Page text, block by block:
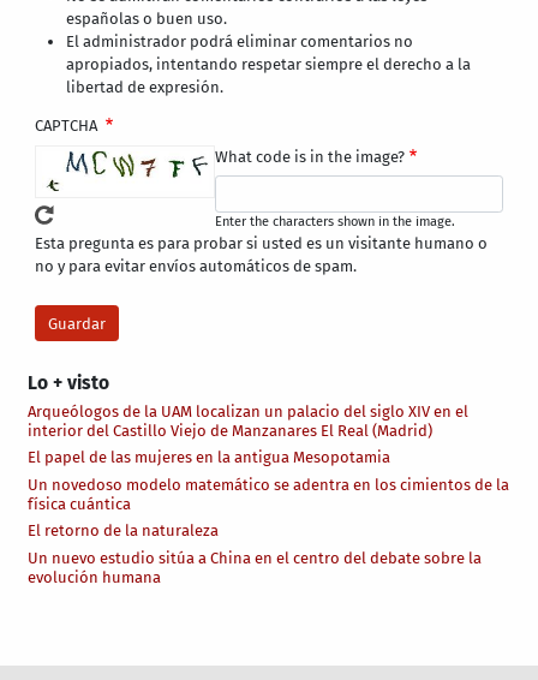
Lo + visto
Arqueólogos de la UAM localizan un palacio del siglo XIV en el
interior del Castillo Viejo de Manzanares El Real (Madrid)
El papel de las mujeres en la antigua Mesopotamia
Un novedoso modelo matemático se adentra en los cimientos de la
física cuántica
El retorno de la naturaleza
Un nuevo estudio sitúa a China en el centro del debate sobre la
evolución humana
españolas o buen uso.
El administrador podrá eliminar comentarios no
apropiados, intentando respetar siempre el derecho a la
libertad de expresión.
CAPTCHA
What code is in the image?
Enter the characters shown in the image.
Esta pregunta es para probar si usted es un visitante humano o
no y para evitar envíos automáticos de spam.